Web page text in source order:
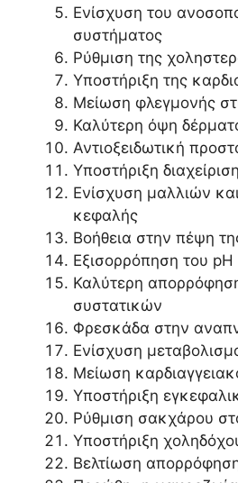
Ενίσχυση του
συστήματος
Ρύθμιση της
Υποστήριξη της
Μείωση φλεγμονής
Καλύτερη όψη
Αντιοξειδωτική
Υποστήριξη
Ενίσχυση μαλλιών
κεφαλής
Βοήθεια στην πέψη
Εξισορρόπηση του pH
Καλύτερη
συστατικών
Φρεσκάδα στην
Ενίσχυση
Μείωση
Υποστήριξη
Ρύθμιση σακχάρου
Υποστήριξη
Βελτίωση